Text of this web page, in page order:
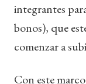
integrantes
bonos), que
comenzar a
Con este